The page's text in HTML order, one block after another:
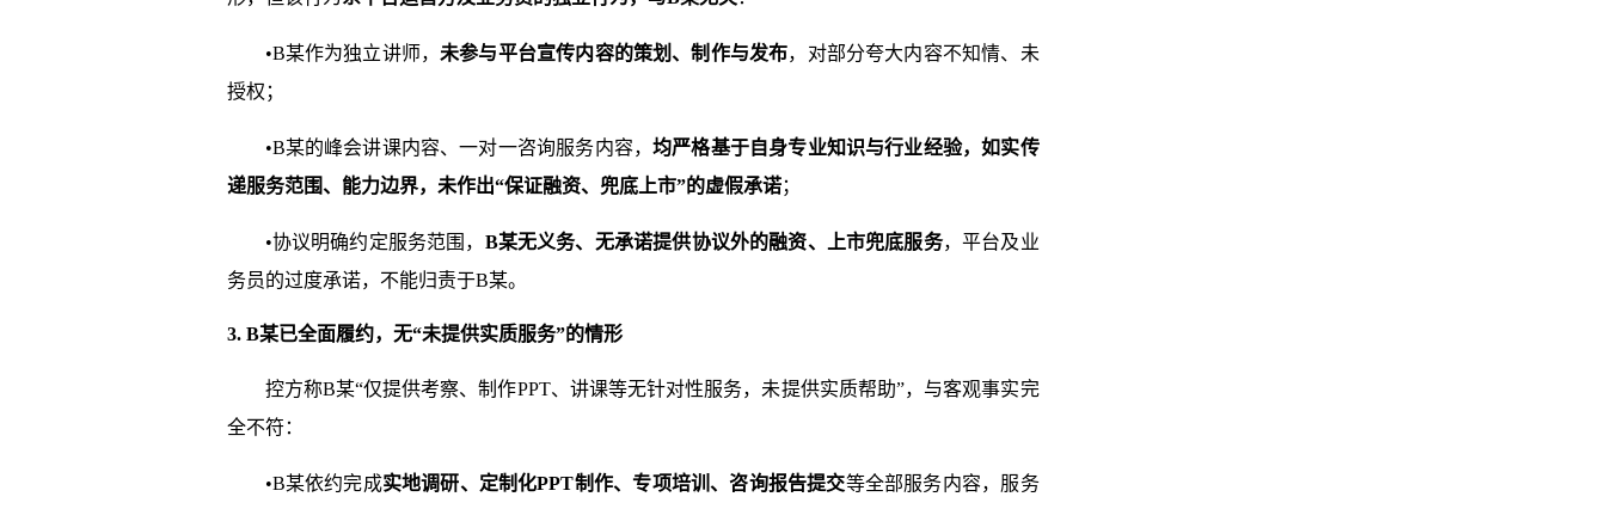
•B某作为独立讲师， 未参与平台宣传内容的策划、制作与发布，对部分夸大内容不知情、未
授权；
•B某的峰会讲课内容、一对一咨询服务内容，均严格基于自身专业知识与行业经验，如实传
递服务范围、能力边界，未作出“保证融资、兜底上市”的虚假承诺；
•协议明确约定服务范围， B某无义务、无承诺提供协议外的融资、上市兜底服务，平台及业
务员的过度承诺，不能归责于B某。
3. B某已全面履约，无“未提供实质服务”的情形
控方称B某“仅提供考察、制作PPT、讲课等无针对性服务，未提供实质帮助”，与客观事实完
全不符：
•B某依约完成实地调研、定制化PPT制作、专项培训、咨询报告提交等全部服务内容，服务